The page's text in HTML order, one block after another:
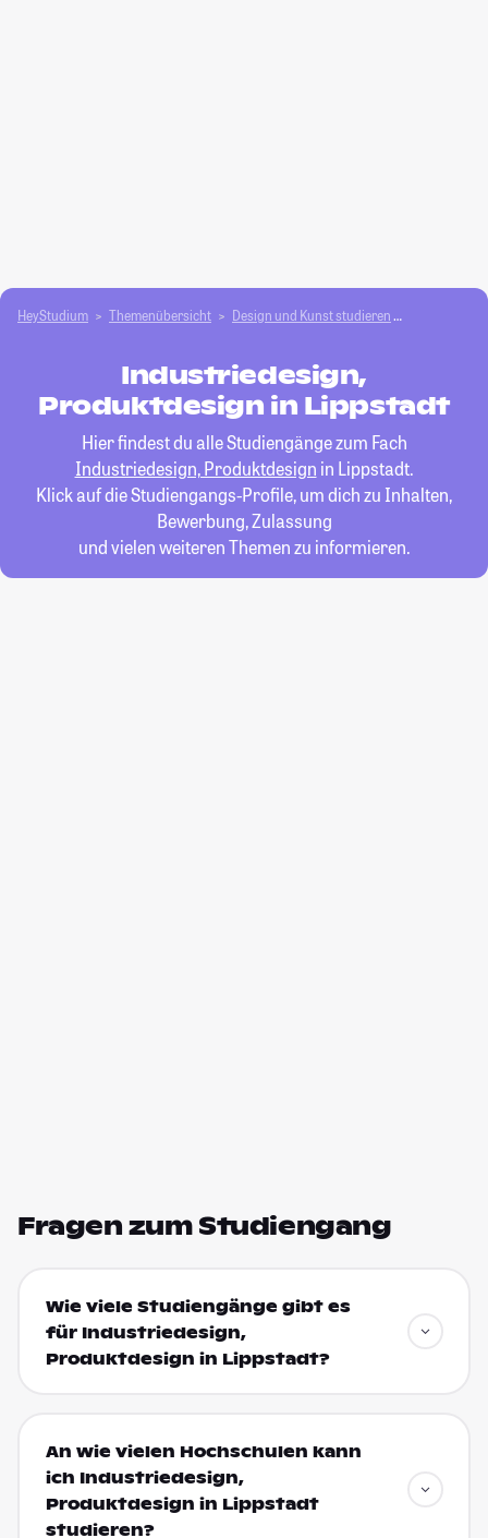
HeyStudium Themenübersicht Design und Kunst studieren
Industriedesign,
Produktdesign in Lippstadt
Hier findest du alle Studiengänge zum Fach
Industriedesign, Produktdesign in Lippstadt.
Klick auf die Studiengangs-Profile, um dich zu Inhalten,
Bewerbung, Zulassung
und vielen weiteren Themen zu informieren.
Fragen zum Studiengang
Wie viele Studiengänge gibt es
für Industriedesign,
Produktdesign in Lippstadt?
An wie vielen Hochschulen kann
ich Industriedesign,
Produktdesign in Lippstadt
studieren?